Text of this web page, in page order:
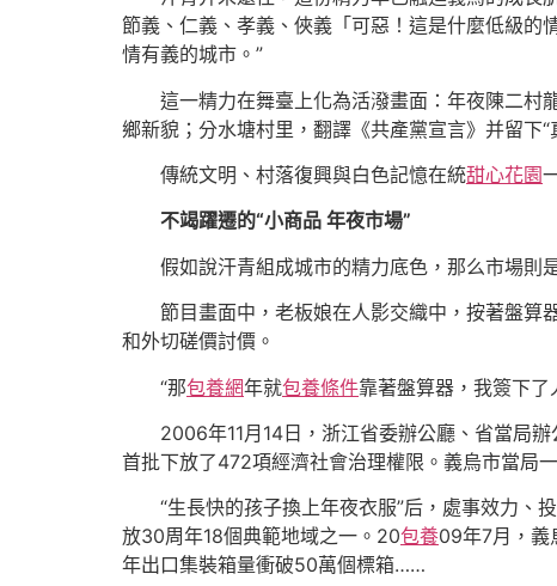
節義、仁義、孝義、俠義「可惡！這是什麼低級的
情有義的城市。”
這一精力在舞臺上化為活潑畫面：年夜陳二村
鄉新貌；分水塘村里，翻譯《共產黨宣言》并留下
傳統文明、村落復興與白色記憶在統甜心花園
不竭躍遷的“小商品 年夜市場”
假如說汗青組成城市的精力底色，那么市場則
節目畫面中，老板娘在人影交織中，按著盤
和外切磋價討價。
“那包養網年就包養條件靠著盤算器，我簽下
2006年11月14日，浙江省委辦公廳、省當局
首批下放了472項經濟社會治理權限。義烏市當局
“生長快的孩子換上年夜衣服”后，處事效力、
放30周年18個典範地域之一。20包養09年7月，義
年出口集裝箱量衝破50萬個標箱……